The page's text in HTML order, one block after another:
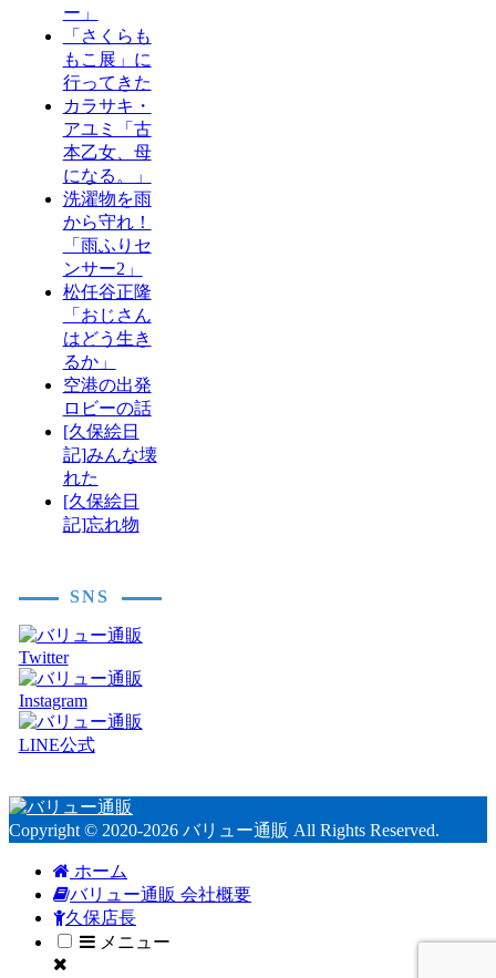
ー」
「さくらも
もこ展」に
行ってきた
カラサキ・
アユミ「古
本乙女、母
になる。」
洗濯物を雨
から守れ！
「雨ふりセ
ンサー2」
松任谷正隆
「おじさん
はどう生き
るか」
空港の出発
ロビーの話
[久保絵日
記]みんな壊
れた
[久保絵日
記]忘れ物
SNS
Copyright © 2020-2026 バリュー通販 All Rights Reserved.
ホーム
バリュー通販 会社概要
久保店長
メニュー